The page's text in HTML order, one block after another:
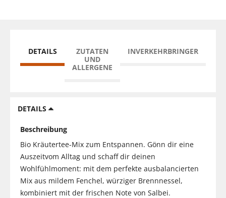
DETAILS
ZUTATEN
UND
ALLERGENE
INVERKEHRBRINGER
DETAILS
Beschreibung
Bio Kräutertee-Mix zum Entspannen. Gönn dir eine
Auszeitvom Alltag und schaff dir deinen
Wohlfühlmoment: mit dem perfekte ausbalancierten
Mix aus mildem Fenchel, würziger Brennnessel,
kombiniert mit der frischen Note von Salbei.